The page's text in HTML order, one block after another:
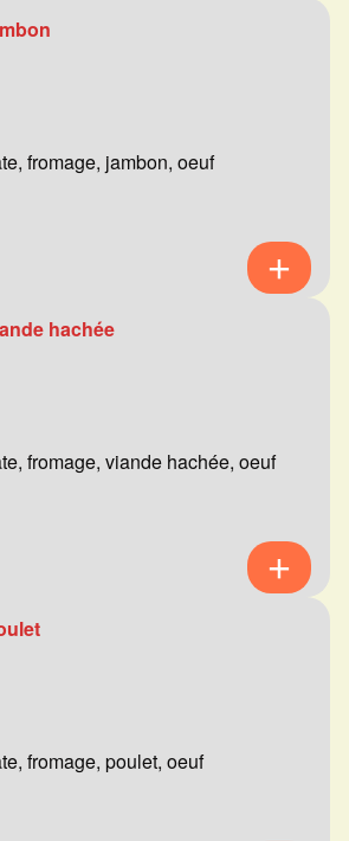
fromage, jambon, oeuf
hachée
fromage, viande hachée, oeuf
fromage, poulet, oeuf